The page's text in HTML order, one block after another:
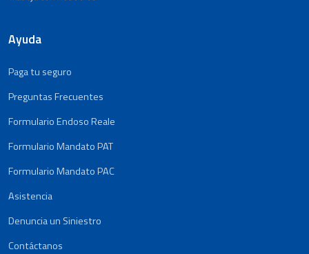
Ayuda
Paga tu seguro
Preguntas Frecuentes
Formulario Endoso Reale
Formulario Mandato PAT
Formulario Mandato PAC
Asistencia
Denuncia un Siniestro
Contáctanos